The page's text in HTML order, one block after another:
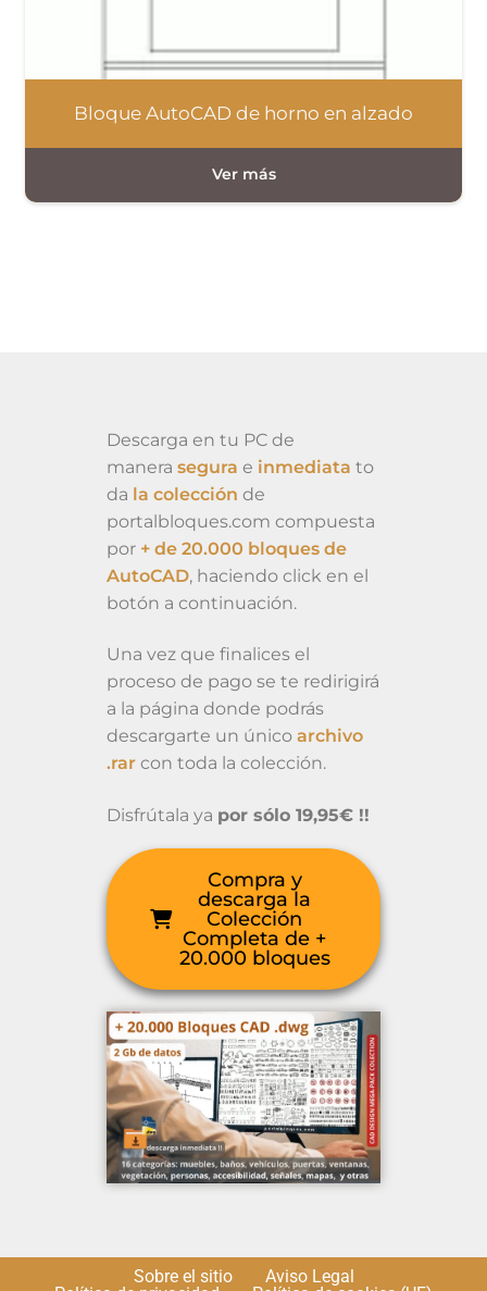
Bloque AutoCAD de horno en alzado
Descarga en tu PC de
manera segura e inmediata to
da la colección de
portalbloques.com compuesta
por + de 20.000 bloques de
AutoCAD, haciendo click en el
botón a continuación.
Una vez que finalices el
proceso de pago se te redirigirá
a la página donde podrás
descargarte un único archivo
.rar con toda la colección.
Disfrútala ya por sólo 19,95€ !!
Compra y
descarga la
Colección
Completa de +
20.000 bloques
Sobre el sitio
Aviso Legal